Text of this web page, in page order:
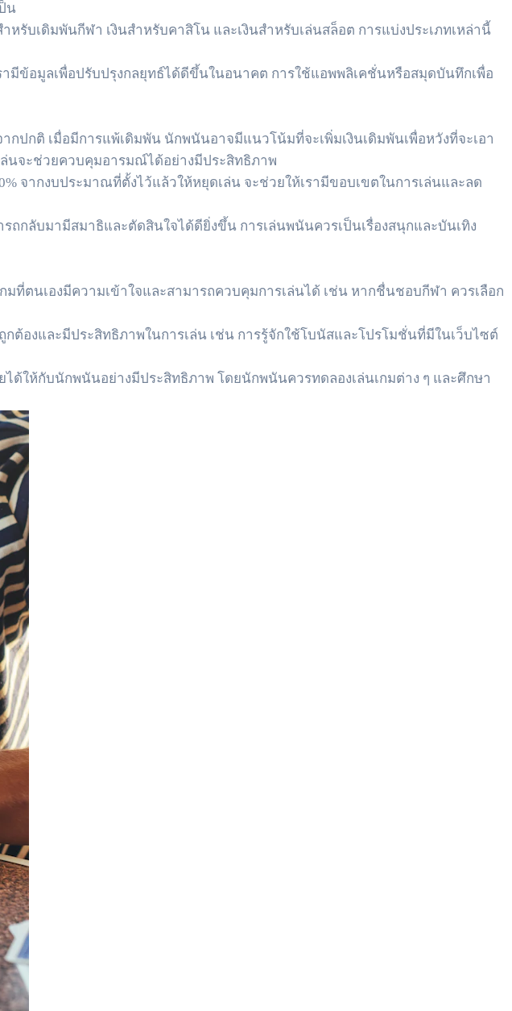
น
รับเดิมพันกีฬา เงินสำหรับคาสิโน และเงินสำหรับเล่นสล็อต การแบ่งประเภทเหล่านี้
มีข้อมูลเพื่อปรับปรุงกลยุทธ์ได้ดีขึ้นในอนาคต การใช้แอพพลิเคชั่นหรือสมุดบันทึกเพื่อ
ปกติ เมื่อมีการแพ้เดิมพัน นักพนันอาจมีแนวโน้มที่จะเพิ่มเงินเดิมพันเพื่อหวังที่จะเอา
นจะช่วยควบคุมอารมณ์ได้อย่างมีประสิทธิภาพ
จากงบประมาณที่ตั้งไว้แล้วให้หยุดเล่น จะช่วยให้เรามีขอบเขตในการเล่นและลด
ถกลับมามีสมาธิและตัดสินใจได้ดียิ่งขึ้น การเล่นพนันควรเป็นเรื่องสนุกและบันเทิง
ที่ตนเองมีความเข้าใจและสามารถควบคุมการเล่นได้ เช่น หากชื่นชอบกีฬา ควรเลือก
ต้องและมีประสิทธิภาพในการเล่น เช่น การรู้จักใช้โบนัสและโปรโมชั่นที่มีในเว็บไซต์
ด้ให้กับนักพนันอย่างมีประสิทธิภาพ โดยนักพนันควรทดลองเล่นเกมต่าง ๆ และศึกษา